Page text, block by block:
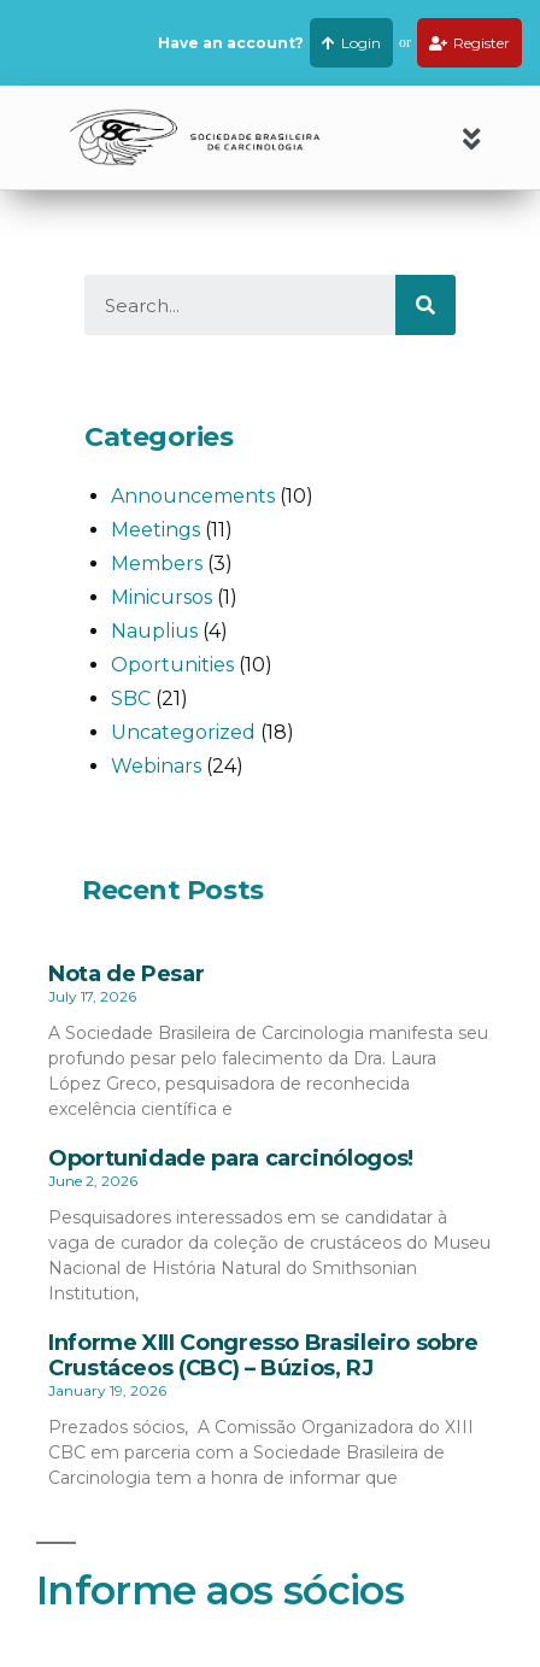
Have an account? Login or Register
Informe aos sócios
Categories
Announcements (10)
Meetings (11)
Members (3)
Minicursos (1)
Nauplius (4)
Oportunities (10)
SBC (21)
Uncategorized (18)
Webinars (24)
Recent Posts
Nota de Pesar
July 17, 2026
A Sociedade Brasileira de Carcinologia manifesta seu
profundo pesar pelo falecimento da Dra. Laura
López Greco, pesquisadora de reconhecida
excelência científica e
Oportunidade para carcinólogos!
June 2, 2026
Pesquisadores interessados em se candidatar à
vaga de curador da coleção de crustáceos do Museu
Nacional de História Natural do Smithsonian
Institution,
Informe XIII Congresso Brasileiro sobre
Crustáceos (CBC) – Búzios, RJ
January 19, 2026
Prezados sócios, A Comissão Organizadora do XIII
CBC em parceria com a Sociedade Brasileira de
Carcinologia tem a honra de informar que